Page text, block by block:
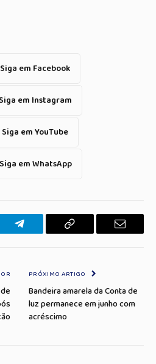
Siga em Facebook
Siga em Instagram
Siga em YouTube
Siga em WhatsApp
Telegrama Copiar
E-
PRÓXIMO ARTIGO
Bandeira amarela da Conta de
luz permanece em junho com
acréscimo